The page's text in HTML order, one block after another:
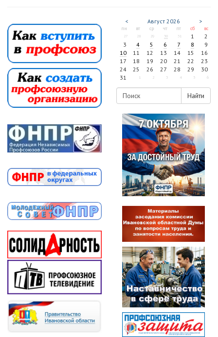
< Август 2026 >
пн вт ср чт пт сб вс
27 28 29 30 31 1
2
3
4 5 6 7 8
9
10
11 12 13 14 15
16
17
18 19 20 21 22
23
24
25 26 27 28 29
30
31
1 2 3 4 5 6
Найти